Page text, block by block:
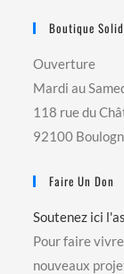
Boutique
Ouverture
Mardi au
118 rue du
92100
Faire Un Don
Soutenez ici
Pour faire
nouveaux